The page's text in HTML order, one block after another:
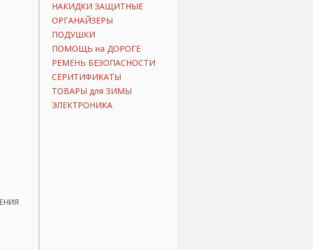
НАКИДКИ ЗАЩИТНЫЕ
ОРГАНАЙЗЕРЫ
ПОДУШКИ
ПОМОЩЬ на ДОРОГЕ
РЕМЕНЬ БЕЗОПАСНОСТИ
СЕРИТИФИКАТЫ
ТОВАРЫ для ЗИМЫ
ЭЛЕКТРОНИКА